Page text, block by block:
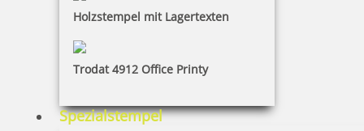
Holzstempel mit Lagertexten
Trodat 4912 Office Printy
Spezialstempel